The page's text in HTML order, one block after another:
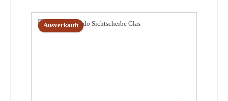
Ausverkauft